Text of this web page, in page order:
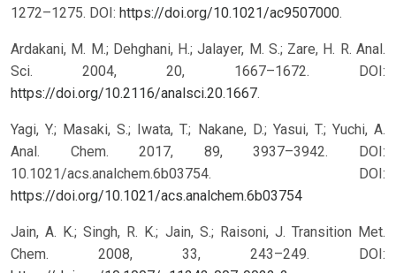
1272–1275. DOI: https://doi.org/10.1021/ac9507000.
Ardakani, M. M.; Dehghani, H.; Jalayer, M. S.; Zare, H. R. Anal.
Sci. 2004, 20, 1667–1672. DOI:
https://doi.org/10.2116/analsci.20.1667.
Yagi, Y.; Masaki, S.; Iwata, T.; Nakane, D.; Yasui, T.; Yuchi, A.
Anal. Chem. 2017, 89, 3937–3942. DOI:
10.1021/acs.analchem.6b03754. DOI:
https://doi.org/10.1021/acs.analchem.6b03754
Jain, A. K.; Singh, R. K.; Jain, S.; Raisoni, J. Transition Met.
Chem. 2008, 33, 243–249. DOI: